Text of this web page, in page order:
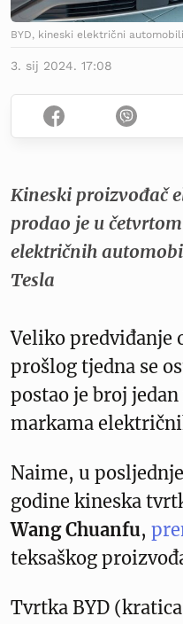
BYD, kineski električni
3. sij 2024. 17:08
Kineski proizvođač
prodao je u
električnih
Tesla
Veliko predviđanje
prošlog tjedna se
postao je broj
markama
Naime, u
godine kineska
Wang Chuanfu,
teksaškog
Tvrtka BYD